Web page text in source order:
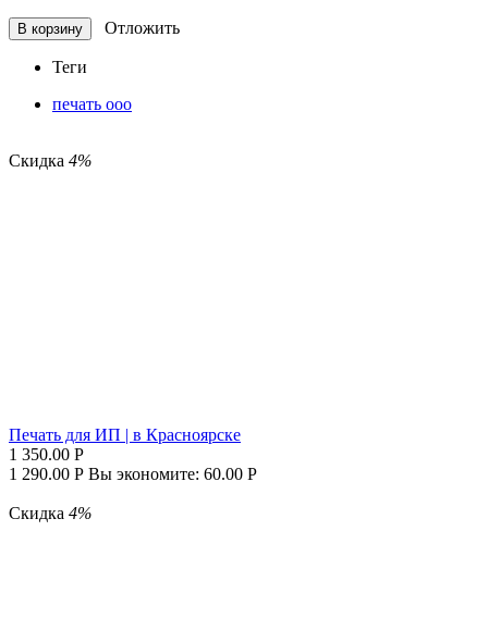
В корзину Отложить
Теги
печать ооо
Скидка 4%
Печать для ИП | в Красноярске
1 350.00 Р
1 290.00 Р Вы экономите: 60.00 Р
Скидка 4%